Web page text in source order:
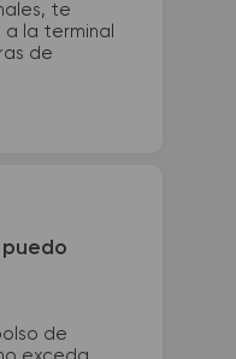
te
la terminal
de
de